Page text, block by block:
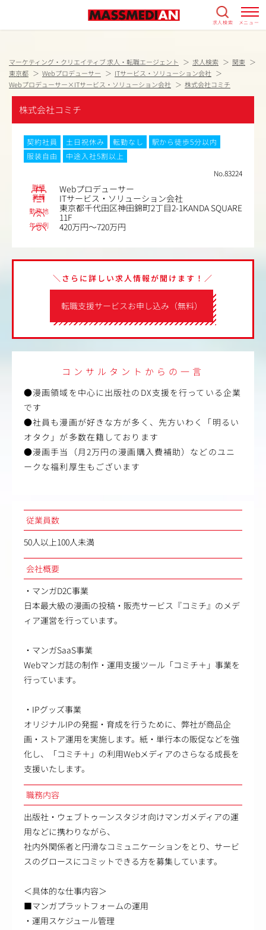
求人検索 メニュー
マーケティング・クリエイティブ 求人・転職エージェント 求人検索
関東
東京都
Webプロデューサー
ITサービス・ソリューション会社
Webプロデューサー×ITサービス・ソリューション会社
株式会社コミチ
株式会社コミチ
契約社員 土日祝休み 転勤なし
駅から徒歩5分以内
服装自由
中途入社5割以上
No.83224
職種 Webプロデューサー
業種 ITサービス・ソリューション会社
勤務地
東京都千代田区神田錦町2丁目2-1KANDA SQUARE
11F
年収例 420万円～720万円
転職支援サービスお申し込み（無料）
＼さらに詳しい求人情報が聞けます！／
コンサルタントからの一言
●漫画領域を中心に出版社のDX支援を行っている企業
です
●社員も漫画が好きな方が多く、先方いわく「明るい
オタク」が多数在籍しております
●漫画手当（月2万円の漫画購入費補助）などのユニ
ークな福利厚生もございます
従業員数
50人以上100人未満
会社概要
・マンガD2C事業
日本最大級の漫画の投稿・販売サービス『コミチ』のメデ
ィア運営を行っています。
・マンガSaaS事業
Webマンガ誌の制作・運用支援ツール「コミチ＋」事業を
行っています。
・IPグッズ事業
オリジナルIPの発掘・育成を行うために、弊社が商品企
画・ストア運用を実施します。紙・単行本の販促などを強
化し、「コミチ＋」の利用Webメディアのさらなる成長を
支援いたします。
職務内容
出版社・ウェブトゥーンスタジオ向けマンガメディアの運
用などに携わりながら、
社内外関係者と円滑なコミュニケーションをとり、サービ
スのグロースにコミットできる方を募集しています。
＜具体的な仕事内容＞
■マンガプラットフォームの運用
・運用スケジュール管理